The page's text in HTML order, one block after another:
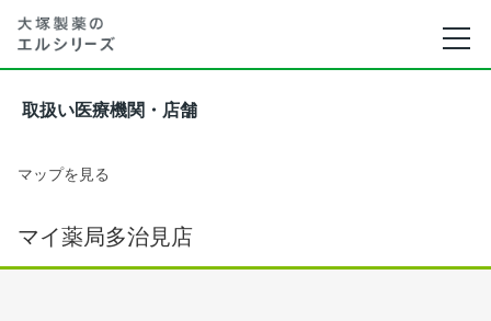
取扱い医療機関・店舗
マップを見る
マイ薬局多治見店